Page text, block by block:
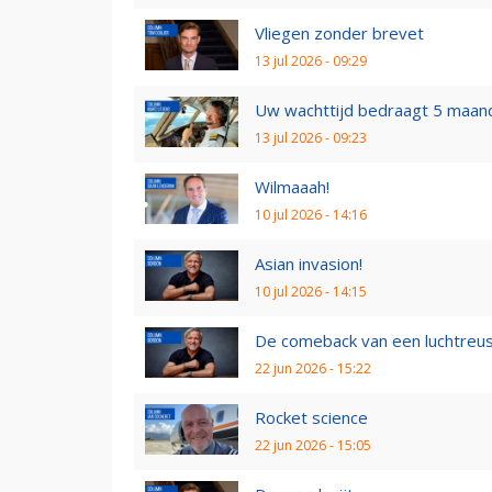
Vliegen zonder brevet
13 jul 2026 - 09:29
Uw wachttijd bedraagt 5
13 jul 2026 - 09:23
Wilmaaah!
10 jul 2026 - 14:16
Asian invasion!
10 jul 2026 - 14:15
De comeback van een luchtreus
22 jun 2026 - 15:22
Rocket science
22 jun 2026 - 15:05